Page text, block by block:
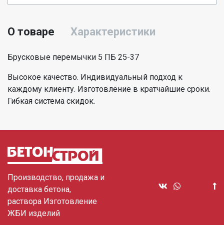
О товаре Характеристики
Брусковые перемычки 5 ПБ 25-37
Высокое качество. Индивидуальный подход к
каждому клиенту. Изготовление в кратчайшие сроки.
Гибкая система скидок.
Производство, продажа и
доставка бетона,
раствора Изготовление
ЖБИ изделий